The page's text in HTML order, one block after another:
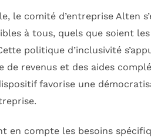
le comité d’entreprise Alten
à tous, quels que soient
politique d’inclusivité
de revenus et des aides
favorise une
en compte les besoins